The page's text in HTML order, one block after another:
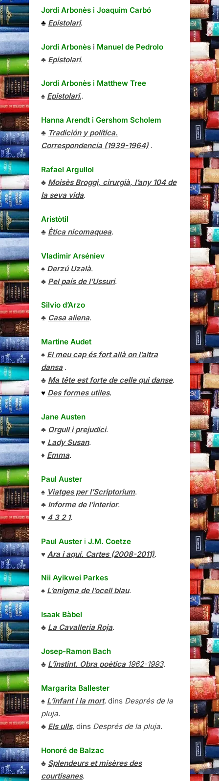
Jordi Arbonès i Joaquim Carbó
♣ Epistolari.
Jordi Arbonès i Manuel de Pedrolo
♣ Epistolari.
Jordi Arbonès i Matthew Tree
♠ Epistolari,.
Hanna Arendt i Gershom Scholem
♣ Tradición y política.
Correspondencia (1939-1964) .
Rafael Argullol
♣ Moisès Broggi, cirurgià, l’any 104 de
la seva vida.
Aristòtil
♣ Ètica nicomaquea.
Vladímir Arséniev
♠ Derzú Uzalà.
♣ Pel país de l’Ussuri.
Silvio d’Arzo
♣ Casa aliena.
Martine Audet
♠ El meu cap és fort allà on l’altra
dansa.
♣ Ma tête est forte de celle qui danse.
♥ Des formes utiles.
Jane Austen
♣ Orgull i prejudici.
♥ Lady Susan.
♦ Emma.
Paul Auster
♠ Viatges per l’Scriptorium.
♣ Informe de l’interior.
♥ 4 3 2 1.
Paul Auster i J.M. Coetze
♥ Ara i aquí. Cartes (2008-2011).
Nii Ayikwei Parkes
♠ L’enigma de l’ocell blau.
Isaak Bàbel
♣ La Cavalleria Roja.
Josep-Ramon Bach
♣ L’instint. Obra poètica1962-1993.
Margarita Ballester
♠ L’infant i la mort, dins Després de la
pluja.
♣ Els ulls, dins Després de la pluja.
Honoré de Balzac
♣ Splendeurs et misères des
courtisanes.